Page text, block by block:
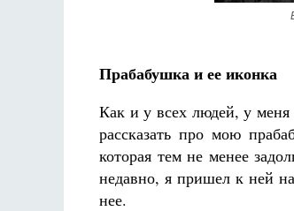
Прабабушка и ее иконка
Как и у всех людей, у
рассказать про мою
которая тем не менее
недавно, я пришел к ней
нее.